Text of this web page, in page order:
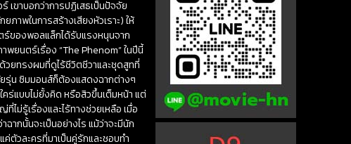
เขาบอกว่าการปฏิเสธเป็นปัจจัย
าพในการสร้างเสียงหัวเราะ) ให้
ร์ของพอลแล็กได้รับแรงหนุนจาก
พยนตร์เรื่อง “The Phenom” ในปีนี้
ด้วยทรงผมที่ดูไร้ชีวิตชีวาและชุดสูทที่
ยรุ่น ซิมมอนส์ก็ต้องแสดงฉากต่างๆ
คร่แบบไม่ยั้งคิด หรือสิวขึ้นเต็มหน้า แต่
ไม่รู้เรื่องและไร้ทางช่วยเหลือ เมื่อ
ากนั้นจะเป็นอย่างไร แม้ว่าจะมีนัก
ตัวละครที่มาเป็นคู่รักและชอบทำ